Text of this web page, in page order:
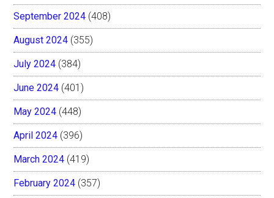
September 2024 (408)
August 2024 (355)
July 2024 (384)
June 2024 (401)
May 2024 (448)
April 2024 (396)
March 2024 (419)
February 2024 (357)